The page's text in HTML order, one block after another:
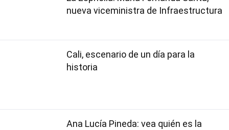
nueva viceministra de Infraestructura
Cali, escenario de un día para la
historia
Ana Lucía Pineda: vea quién es la